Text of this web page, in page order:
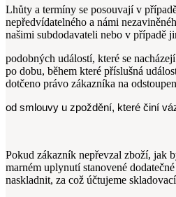
Lhůty a termíny se posouvají v
nepředvídatelného a námi
našimi subdodavateli nebo v případě
podobných událostí, které se
po dobu, během které příslušná
dotčeno právo zákazníka na
od smlouvy u zpoždění, které činí
Pokud zákazník nepřevzal zboží, jak
marném uplynutí stanovené
naskladnit, za což účtujeme skladovací